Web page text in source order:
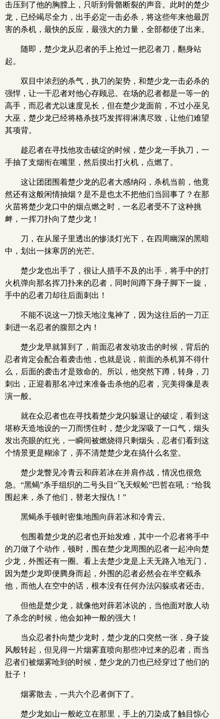
击压到了他的胸膛上，只听到骨骼断裂的声音。此时的楚少
龙，已经竭尽全力，出手必定一击必杀，将这些年来他最厉
害的杀机，最快的反应，最强大的力量，全部都使了出来。
随即，楚少龙从忍者的手上抢过一把忍者刀，翻身站
起。
双目中浓烈的杀气，执刀的架势，和楚少龙一击必杀的
强悍，让一干忍者对他心存顾忌。在场的忍者都是一等一的
高手，而忍者尤以速度见长，但在楚少龙面前，不过小巫见
大巫，楚少龙已经将格杀技巧发挥得淋漓尽致，让他们难望
其项背。
趁忍者在寻找他攻击破绽的时候，楚少龙一手执刀，一
手抽了支烟衔在嘴里，然后摸出打火机，点燃了。
这让团团围着楚少龙的忍者大感纳闷，杀机当前，他竟
然还有这般闲情抽烟？是不是也太不把他们当回事了？在那
火苗将楚少龙口中的烟点燃之时，一名忍者受不了这种挑
衅，一挥刀扑向了楚少龙！
刀，在从屋子里透出的惨淡灯光下，在四周幽深的黑暗
中，划出一抹寒厉的光芒。
楚少龙也出手了，很让人措手不及的出手，将手中的打
火机弹向那名挥刀扑来的忍者，同时间蹲下身子脚下一旋，
手中的忍者刀却往后面刺出！
不能不说这一刀惊天地泣鬼神了，因为这往后的一刀正
刺进一名忍者的腹部之内！
楚少龙早就算到了，前面忍者发动攻击的时候，背后的
忍者肯定会配合着袭击他，也就是说，前面的杀机算不得什
么，后面的袭击才是致命的。所以，他突然下蹲，转身，刀
刺出，正迎着那名冲过来准备击杀他的忍者，完美得像是表
演一般。
就在众忍者也在寻找着楚少龙闪躲退让的破绽，看到这
堪称天造地设的一刀而愣住时，楚少龙深吸了一口气，烟头
发出亮眼的红光，一瞬间被燃烧得只剩烟头，忍者们看到这
个情景更是糊涂了，弄不清楚楚少龙在搞什么名堂。
楚少龙瞥见冷青云和薛若冰在并肩作战，情况也很危
急。“黑蝎”杀手组织的二号头目“飞天蜈蚣”巴哲在吼：“给我
围起来，杀了他们，替老大报仇！”
黑蝎杀手顿时密集地围向薛若冰和冷青云。
包围着楚少龙的忍者也开始发难，其中一个忍者将手中
的刀做了个动作，顿时，围在楚少龙周围的忍者一起冲向楚
少龙，外围还有一圈。看上去楚少龙是上天无路入地无门，
因为楚少龙即便腾身而起，外围的忍者必然会在半空截杀
他，而他人在空中的话，根本没有任何办法闪躲或者还击。
但他是楚少龙，就像他对薛若冰说的，当他面对敌人动
了杀念的时候，他会如神一般的强大！
当众忍者扑向楚少龙时，楚少龙的口突然一张，身子旋
风般转起，但见得一片烟雾直喷向那些冲过来的忍者，而当
忍者们被烟雾呛到的时候，楚少龙的刀也已经穿过了他们的
肚子！
烟雾散去，一共六个忍者倒下了。
楚少龙如山一般屹立在那里，手上的刀染成了触目惊心